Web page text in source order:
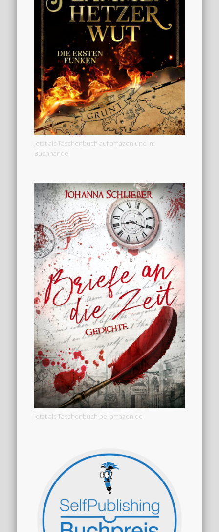
Jetzt als Taschenbuch auf amazon und im
Buchhandel
Jetzt als Taschenbuch bei amazon.de